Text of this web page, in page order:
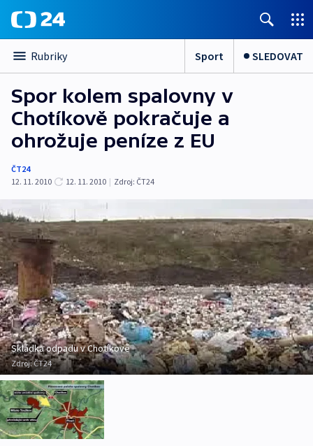
Rubriky Sport SLEDOVAT
Spor kolem spalovny v
Chotíkově pokračuje a
ohrožuje peníze z EU
ČT24
12. 11. 2010
12. 11. 2010 | Zdroj: ČT24
Skládka odpadu v Chotíkově
Zdroj:ČT24